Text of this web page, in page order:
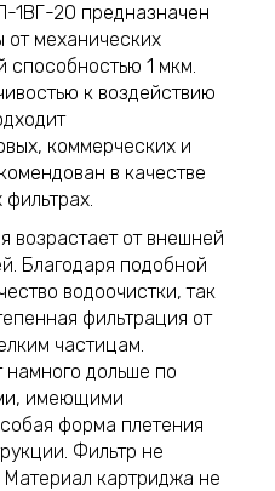
1ВГ-20 предназначен
от механических
1 мкм.
к воздействию
коммерческих и
в качестве
возрастает от внешней
Благодаря подобной
водоочистки, так
фильтрация от
частицам.
дольше по
имеющими
форма плетения
Фильтр не
картриджа не